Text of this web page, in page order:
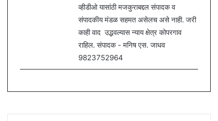
व्हीडीओ यासांठी मजकुराबद्दल संपादक व
संपादकीय मंडळ सहमत असेलच असे नाही. जरी
काही वाद उद्भवल्यास न्याय क्षेत्र कोपरगाव
राहिल. संपादक - मनिष एस. जाधव
9823752964